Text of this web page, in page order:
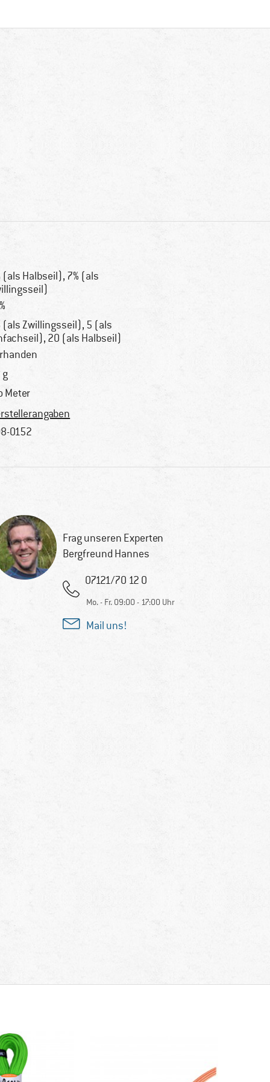
(als Halbseil), 7% (als
(als Zwillingsseil), 5 (als
20 (als Halbseil)
Meter
0152
Frag unseren Experten
Bergfreund Hannes
07121/70 12 0
Mo. - Fr. 09:00 - 17:00 Uhr
Mail uns!